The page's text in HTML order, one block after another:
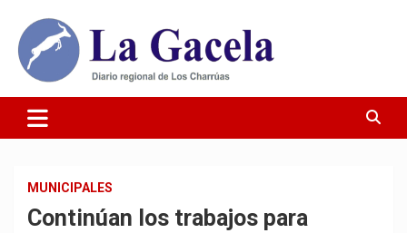
contenido
Diario La Gacela
MUNICIPALES
Continúan los trabajos para